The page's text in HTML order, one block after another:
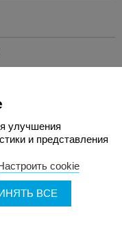
улучшения
и представления
cookie
ВСЕ